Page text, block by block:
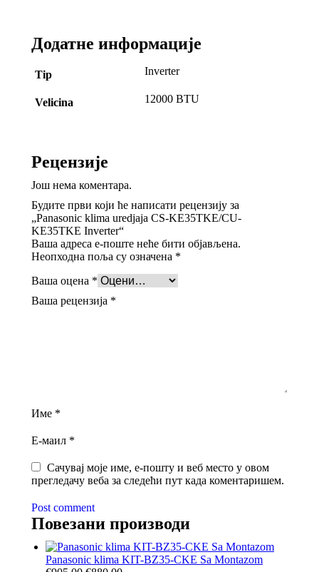
Додатне информације
Tip Inverter
Velicina 12000 BTU
Рецензије
Још нема коментара.
Будите први који ће написати рецензију за
„Panasonic klima uredjaja CS-KE35TKE/CU-
KE35TKE Inverter“
Ваша адреса е-поште неће бити објављена.
Неопходна поља су означена *
Ваша оцена *
Ваша рецензија *
Име *
Е-маил *
Сачувај моје име, е-пошту и веб место у овом
прегледачу веба за следећи пут када коментаришем.
Post comment
Повезани производи
Panasonic klima KIT-BZ35-CKE Sa Montazom